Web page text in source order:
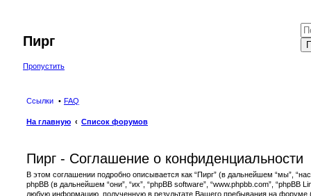
Пирг
Пропустить
Ссылки FAQ
На главную Список форумов
Пирг - Соглашение о конфиденциальности
В этом соглашении подробно описывается как “Пирг” (в дальнейшем “мы”,
phpBB (в дальнейшем “они”, “их”, “phpBB software”, “www.phpbb.com”, “phpBB
любую информацию, полученную в результате Вашего пребывания на